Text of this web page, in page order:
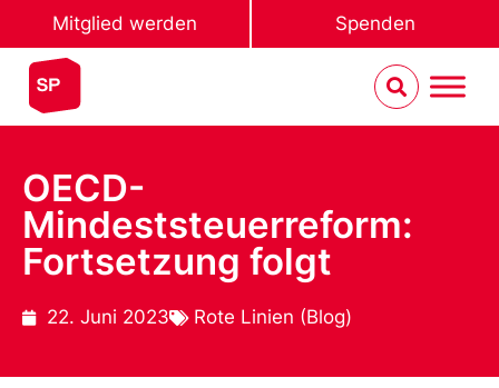
Mitglied werden Spenden
OECD-
Mindeststeuerreform:
Fortsetzung folgt
22. Juni 2023 Rote Linien (Blog)